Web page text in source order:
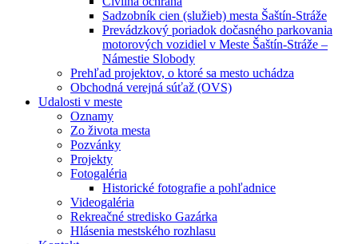
Sadzobník cien (služieb) mesta Šaštín-Stráže
Prevádzkový poriadok dočasného parkovania
motorových vozidiel v Meste Šaštín-Stráže –
Námestie Slobody
Prehľad projektov, o ktoré sa mesto uchádza
Obchodná verejná súťaž (OVS)
Udalosti v meste
Oznamy
Zo života mesta
Pozvánky
Projekty
Fotogaléria
Historické fotografie a pohľadnice
Videogaléria
Rekreačné stredisko Gazárka
Hlásenia mestského rozhlasu